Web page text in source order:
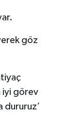
göz
iyi görev
dururuz’